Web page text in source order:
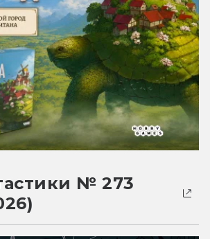
№ 273